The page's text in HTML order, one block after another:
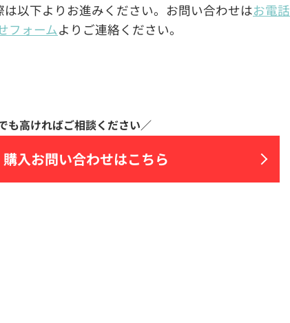
は以下よりお進みください。お問い合わせはお電話
フォームよりご連絡ください。
購入お問い合わせはこちら